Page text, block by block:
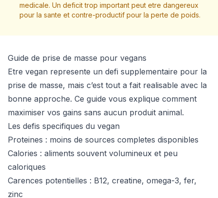
medicale. Un deficit trop important peut etre dangereux
pour la sante et contre-productif pour la perte de poids.
Guide de prise de masse pour vegans
Etre vegan represente un defi supplementaire pour la
prise de masse, mais c’est tout a fait realisable avec la
bonne approche. Ce guide vous explique comment
maximiser vos gains sans aucun produit animal.
Les defis specifiques du vegan
Proteines : moins de sources completes disponibles
Calories : aliments souvent volumineux et peu
caloriques
Carences potentielles : B12, creatine, omega-3, fer,
zinc